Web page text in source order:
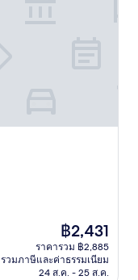
ราคา
ปัจจุบัน
คือ
฿2,431
฿2,431
ราคารวม ฿2,885
รวมภาษีและค่าธรรมเนียม
24 ส.ค. - 25 ส.ค.